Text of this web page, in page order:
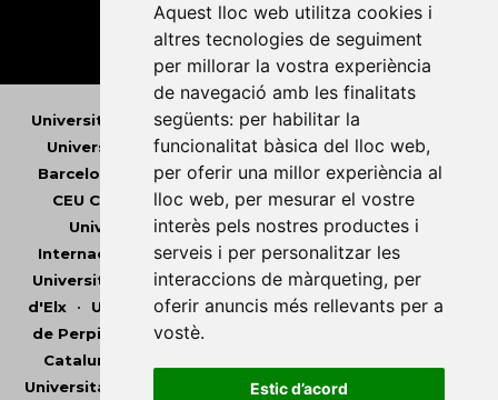
Aquest lloc web utilitza cookies i
altres tecnologies de seguiment
per millorar la vostra experiència
de navegació amb les finalitats
següents: per habilitar la
funcionalitat bàsica del lloc web,
per oferir una millor experiència al
lloc web, per mesurar el vostre
interès pels nostres productes i
serveis i per personalitzar les
interaccions de màrqueting, per
oferir anuncis més rellevants per a
vostè.
Estic d’acord
Universitat Abat Oliba CEU•Universitat d'Alacant
Universitat d'Andorra•Universitat Autònoma de
Barcelona
Universitat de Barcelona•Universitat
CEU Cardenal Herrera•Universitat de Girona
Universitat de les Illes Balears•Universitat
Internacional de Catalunya •Universitat Jaume I
Universitat de Lleida•Universitat Miguel Hernández
d'Elx• Universitat Oberta de Catalunya•Universitat
de Perpinyà Via Domitia
Catalunya
Universitat Pompeu Fabra
•Universitat Ramon Llull